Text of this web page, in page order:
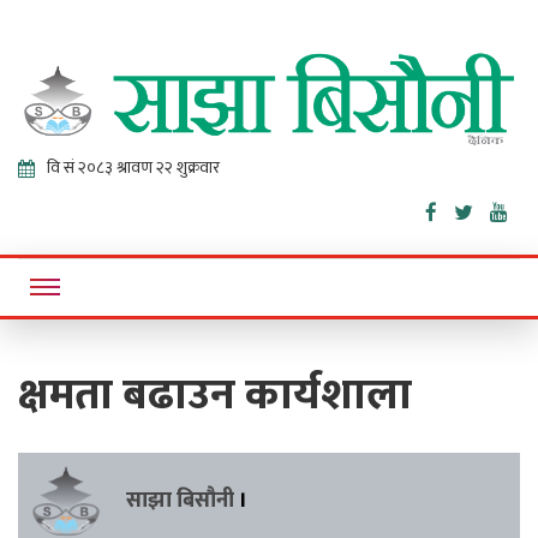
Sajha
Bisaunee
Online News Portal
क्षमता बढाउन कार्यशाला
साझा बिसौनी ।